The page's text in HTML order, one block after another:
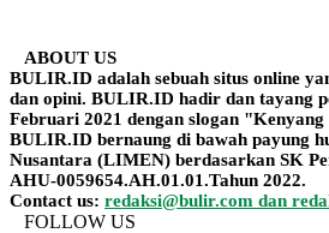
ABOUT US
BULIR.ID adalah sebuah situs online
dan opini. BULIR.ID hadir dan tayang
Februari 2021 dengan slogan
BULIR.ID bernaung di bawah payung
Nusantara (LIMEN) berdasarkan SK
AHU-0059654.AH.01.01.Tahun 2022.
Contact us: redaksi@bulir.com dan
FOLLOW US